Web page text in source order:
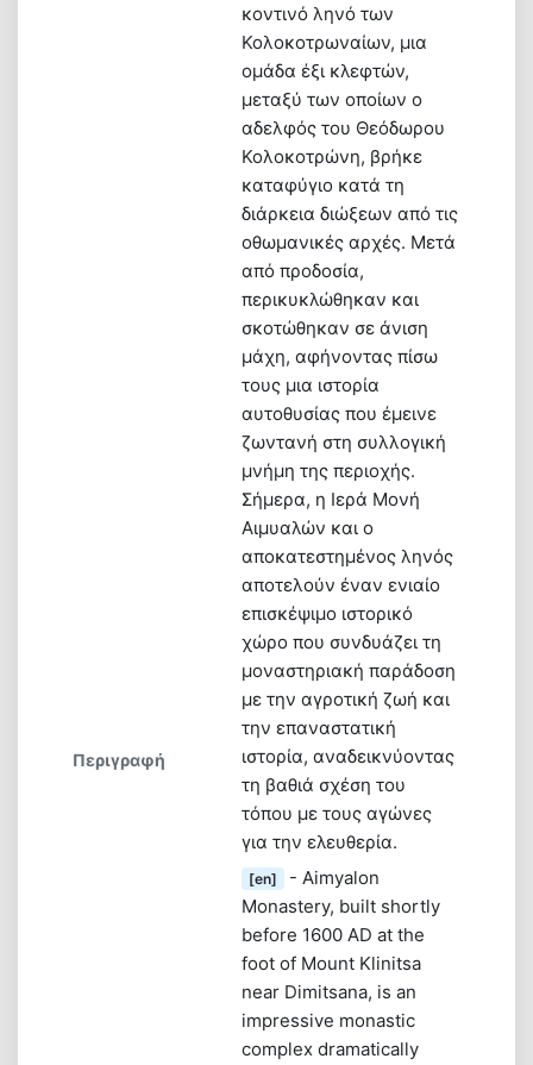
Περιγραφή
κοντινό ληνό των
Κολοκοτρωναίων, μια
ομάδα έξι κλεφτών,
μεταξύ των οποίων ο
αδελφός του Θεόδωρου
Κολοκοτρώνη, βρήκε
καταφύγιο κατά τη
διάρκεια διώξεων από τις
οθωμανικές αρχές. Μετά
από προδοσία,
περικυκλώθηκαν και
σκοτώθηκαν σε άνιση
μάχη, αφήνοντας πίσω
τους μια ιστορία
αυτοθυσίας που έμεινε
ζωντανή στη συλλογική
μνήμη της περιοχής.
Σήμερα, η Ιερά Μονή
Αιμυαλών και ο
αποκατεστημένος ληνός
αποτελούν έναν ενιαίο
επισκέψιμο ιστορικό
χώρο που συνδυάζει τη
μοναστηριακή παράδοση
με την αγροτική ζωή και
την επαναστατική
ιστορία, αναδεικνύοντας
τη βαθιά σχέση του
τόπου με τους αγώνες
για την ελευθερία.
[en]
- Aimyalon
Monastery, built shortly
before 1600 AD at the
foot of Mount Klinitsa
near Dimitsana, is an
impressive monastic
complex dramatically